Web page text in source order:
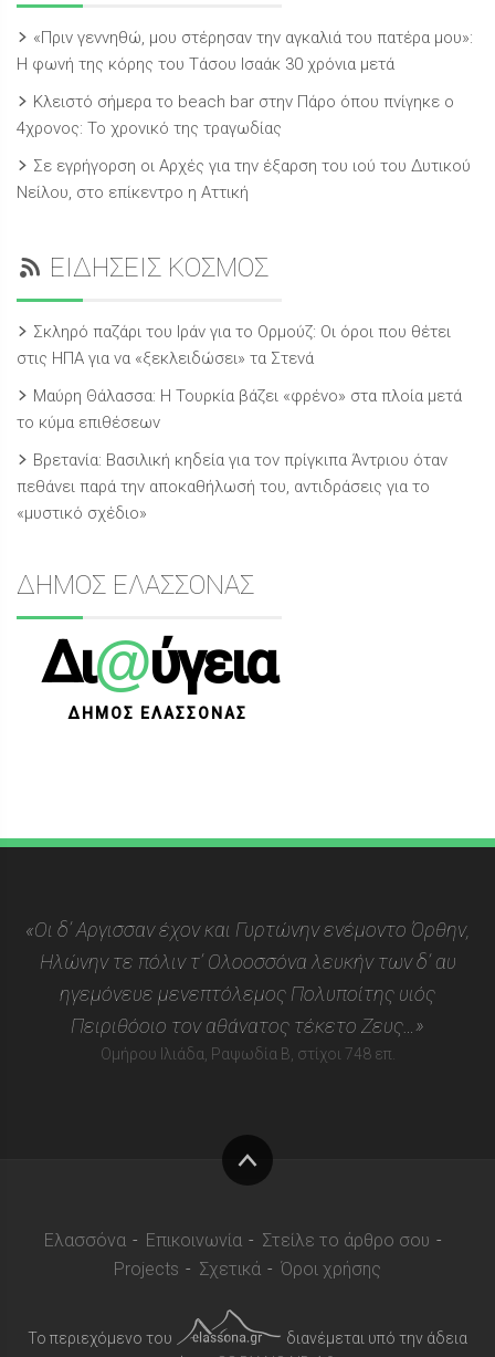
«Πριν γεννηθώ, μου στέρησαν την αγκαλιά του πατέρα μου»:
Η φωνή της κόρης του Τάσου Ισαάκ 30 χρόνια μετά
Κλειστό σήμερα το beach bar στην Πάρο όπου πνίγηκε ο
4χρονος: Το χρονικό της τραγωδίας
Σε εγρήγορση οι Αρχές για την έξαρση του ιού του Δυτικού
Νείλου, στο επίκεντρο η Αττική
ΕΙΔΗΣΕΙΣ ΚΟΣΜΟΣ
Σκληρό παζάρι του Ιράν για το Ορμούζ: Οι όροι που θέτει
στις ΗΠΑ για να «ξεκλειδώσει» τα Στενά
Μαύρη Θάλασσα: Η Τουρκία βάζει «φρένο» στα πλοία μετά
το κύμα επιθέσεων
Βρετανία: Βασιλική κηδεία για τον πρίγκιπα Άντριου όταν
πεθάνει παρά την αποκαθήλωσή του, αντιδράσεις για το
«μυστικό σχέδιο»
ΔΗΜΟΣ ΕΛΑΣΣΟΝΑΣ
Δι@ύγεια
ΔΗΜΟΣ ΕΛΑΣΣΟΝΑΣ
«Οι δ’ Αργισσαν έχον και Γυρτώνην ενέμοντο Όρθην,
Ηλώνην τε πόλιν τ’ Ολοοσσόνα λευκήν των δ’ αυ
ηγεμόνευε μενεπτόλεμος Πολυποίτης υιός
Πειριθόοιο τον αθάνατος τέκετο Ζευς…»
Ομήρου Ιλιάδα, Ραψωδία Β, στίχοι 748 επ.
Ελασσόνα Επικοινωνία
Στείλε το άρθρο σου
Projects
Σχετικά Όροι χρήσης
Το περιεχόμενο του
διανέμεται υπό την άδεια